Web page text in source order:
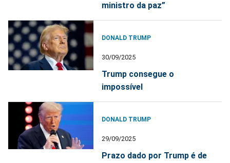
ministro da paz”
DONALD TRUMP
30/09/2025
Trump consegue o
impossível
DONALD TRUMP
29/09/2025
Prazo dado por Trump é de